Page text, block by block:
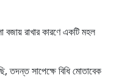
বজায় রাখার কারণে একটি মহল
তদন্ত সাপেক্ষে বিধি মোতাবেক